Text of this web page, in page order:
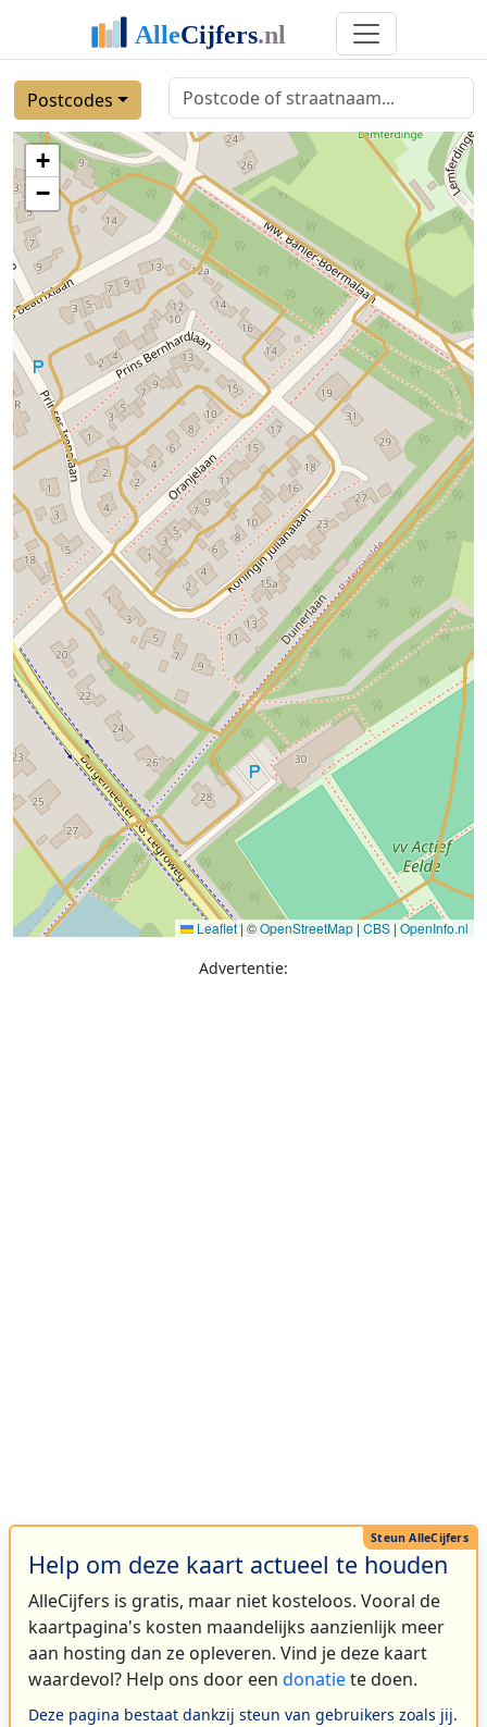
Postcodes
+
−
Leaflet|©OpenStreetMap | CBS|OpenInfo.nl
Advertentie:
Help om deze kaart actueel te houden
AlleCijfers is gratis, maar niet kosteloos. Vooral de
kaartpagina's kosten maandelijks aanzienlijk meer
aan hosting dan ze opleveren. Vind je deze kaart
waardevol? Help ons door een donatiete doen.
Deze pagina bestaat dankzij steun van gebruikers zoals jij.